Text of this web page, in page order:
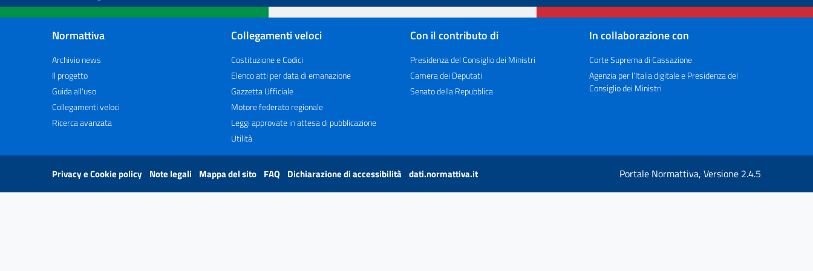
Normattiva
Archivio news
Il progetto
Guida all'uso
Collegamenti veloci
Ricerca avanzata
Collegamenti veloci
Costituzione e Codici
Elenco atti per data di emanazione
Gazzetta Ufficiale
Motore federato regionale
Leggi approvate in attesa di pubblicazione
Utilità
Con il contributo di
Presidenza del Consiglio dei Ministri
Camera dei Deputati
Senato della Repubblica
In collaborazione con
Corte Suprema di Cassazione
Agenzia per l’Italia digitale e Presidenza del
Consiglio dei Ministri
Privacy e Cookie policy Note legali Mappa del sito FAQ Dichiarazione di accessibilità dati.normattiva.it Portale Normattiva, Versione 2.4.5